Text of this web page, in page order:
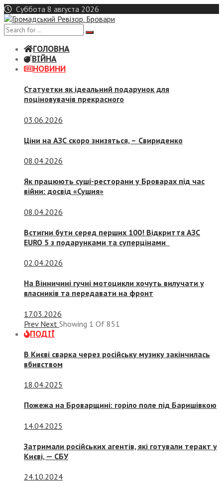
Skip
to
content
Суббота 8 августа 2026
ГОЛОВНА
ВІЙНА
НОВИНИ
Статуетки як ідеальний подарунок для
поціновувачів прекрасного
03.06.2026
Ціни на АЗС скоро знизяться, – Свириденко
08.04.2026
Як працюють суші-ресторани у Броварах під час
війни: досвід «Сушия»
08.04.2026
Встигни бути серед перших 100! Відкриття АЗС
EURO 5 з подарунками та суперцінами
02.04.2026
На Вінничині гучні мотоцикли хочуть вилучати у
власників та передавати на фронт
17.03.2026
Prev Next Showing 1 Of 851
ПОДІЇ
В Києві сварка через російську музику закінчилась
вбивством
18.04.2025
Пожежа на Броварщині: горіло поле під Баришівкою
14.04.2025
Затримали російських агентів, які готували теракт у
Києві, — СБУ
24.10.2024